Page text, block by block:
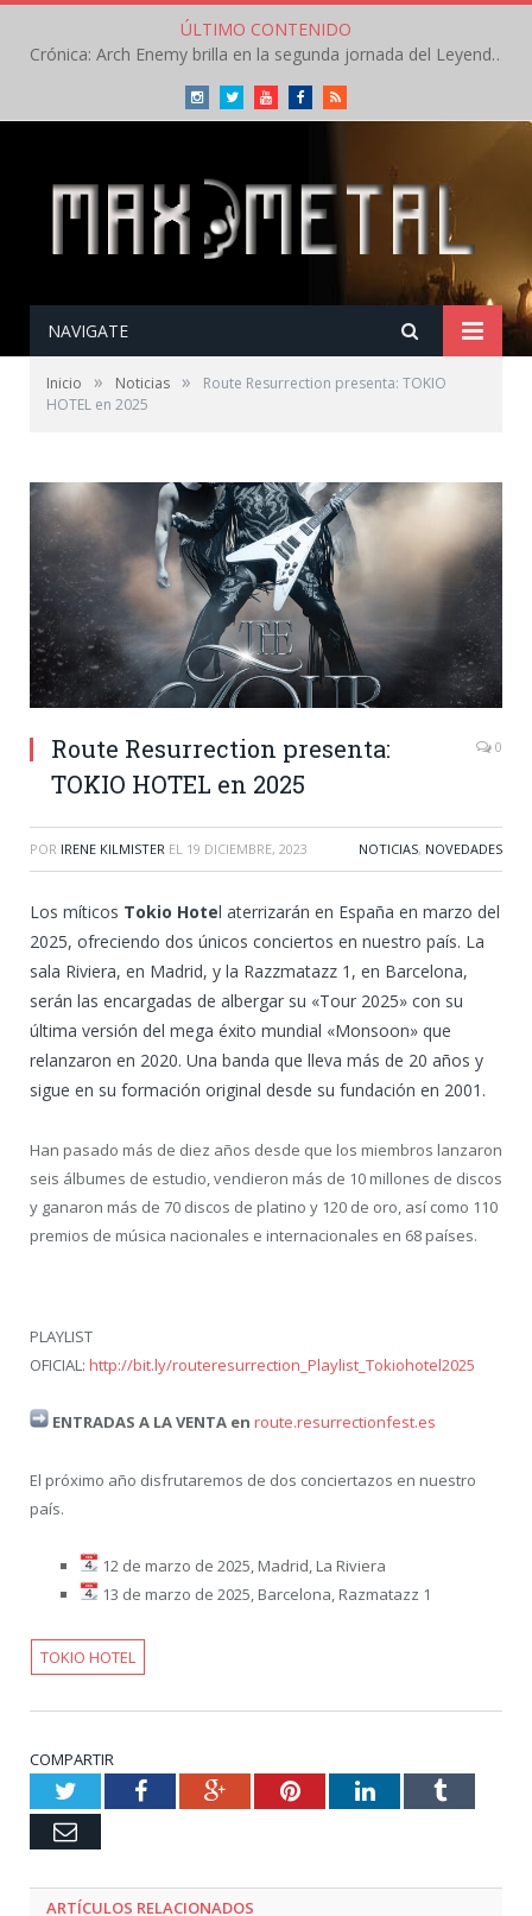
ÚLTIMO CONTENIDO
Crónica: Arch Enemy brilla en la segunda jornada del Leyendas del Rock – Jueves – Agosto 2026
InstagramTwitterYoutubeFacebookRSS
NAVIGATE
Inicio » Noticias »
Route Resurrection presenta: TOKIO
HOTEL en 2025
Route Resurrection presenta:
TOKIO HOTEL en 2025
0
POR IRENE KILMISTER EL 19 DICIEMBRE, 2023 NOTICIAS, NOVEDADES
Los míticos Tokio Hotel aterrizarán en España en marzo del
2025, ofreciendo dos únicos conciertos en nuestro país. La
sala Riviera, en Madrid, y la Razzmatazz 1, en Barcelona,
serán las encargadas de albergar su «Tour 2025» con su
última versión del mega éxito mundial «Monsoon» que
relanzaron en 2020. Una banda que lleva más de 20 años y
sigue en su formación original desde su fundación en 2001.
Han pasado más de diez años desde que los miembros lanzaron
seis álbumes de estudio, vendieron más de 10 millones de discos
y ganaron más de 70 discos de platino y 120 de oro, así como 110
premios de música nacionales e internacionales en 68 países.
PLAYLIST
OFICIAL: http://bit.ly/routeresurrection_Playlist_Tokiohotel2025
ENTRADAS A LA VENTA en route.resurrectionfest.es
El próximo año disfrutaremos de dos conciertazos en nuestro
país.
12 de marzo de 2025, Madrid, La Riviera
13 de marzo de 2025, Barcelona, Razmatazz 1
TOKIO HOTEL
COMPARTIR
TwitterFacebookGoogle+PinterestLinkedInTumblr
Email
ARTÍCULOS RELACIONADOS